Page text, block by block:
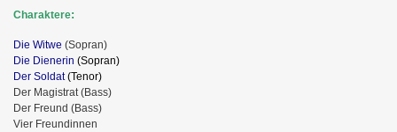
Charaktere:
Die Witwe (Sopran)
Die Dienerin (Sopran)
Der Soldat(Tenor)
Der Magistrat (Bass)
Der Freund (Bass)
Vier Freundinnen